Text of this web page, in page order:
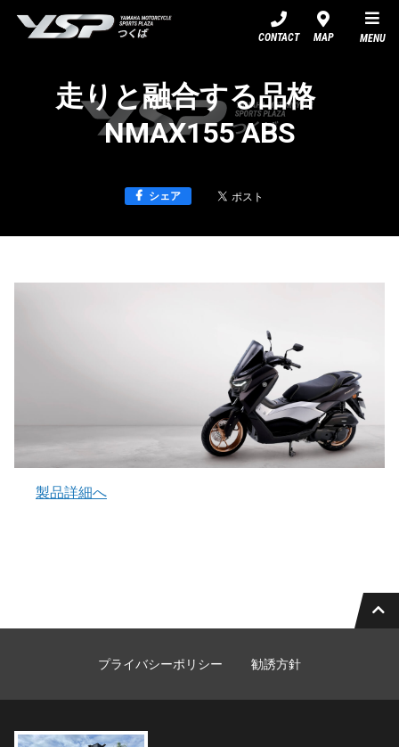
CONTACT MAP MENU
走りと融合する品格
NMAX155 ABS
シェア
製品詳細へ
プライバシーポリシー 勧誘方針